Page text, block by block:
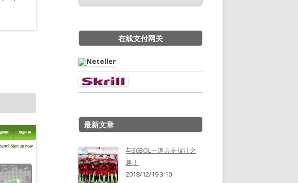
在线支付网关
最新文章
与36BOL一道共享投注之
趣！
2018/12/19 3:10